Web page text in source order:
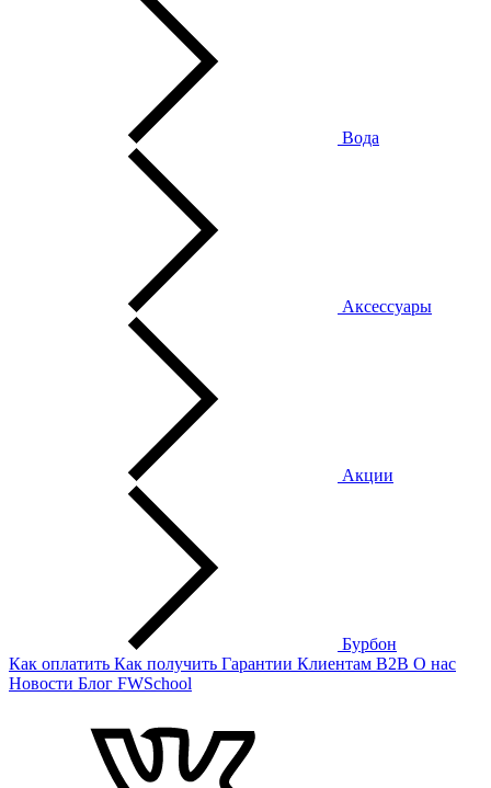
Вода
Аксессуары
Акции
Бурбон
Как оплатить Как получить Гарантии Клиентам B2B О нас
Новости Блог FWSchool